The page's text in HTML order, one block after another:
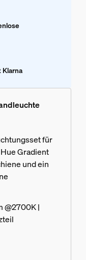
für
Gradient
und ein
@2700K |